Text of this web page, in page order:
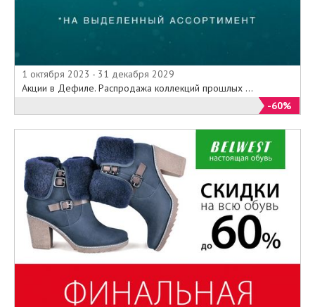
1 октября 2023 - 31 декабря 2029
Акции в Дефиле. Распродажа коллекций прошлых ...
-60%